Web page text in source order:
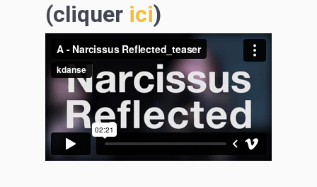
(cliquer ici)